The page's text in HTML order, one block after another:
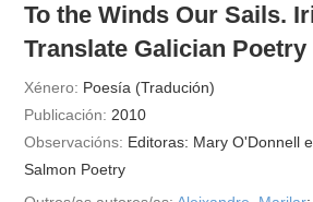
To the Winds Our Sails.
Translate Galician Poetry
Xénero: Poesía (Tradución)
Publicación: 2010
Observacións: Editoras: Mary O'Donnell
Salmon Poetry